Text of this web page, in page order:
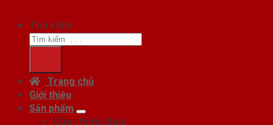
Tìm kiếm:
Trang chủ
Giới thiệu
Sản phẩm
Cửa chống cháy